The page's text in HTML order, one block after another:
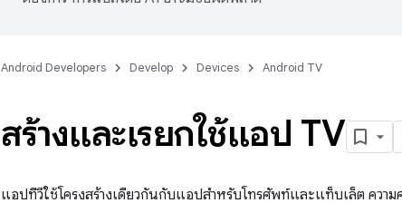
Android Developers Develop Devices Android TV
สร้างและเรียกใช้แอป TV
แอปทีวีใช้โครงสร้างเดียวกันกับแอปสำหรับโทรศัพท์และแท็บเล็ต ควา